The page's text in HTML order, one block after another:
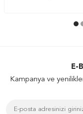
E-
Kampanya ve